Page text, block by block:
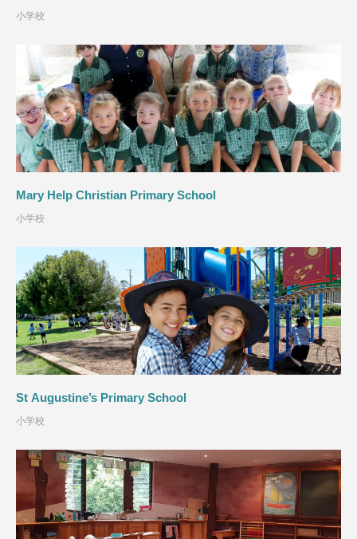
小学校
Mary Help Christian Primary School
小学校
St Augustine’s Primary School
小学校